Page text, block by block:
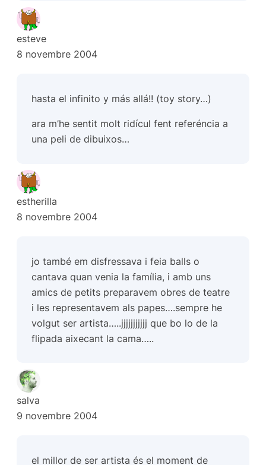
esteve
8 novembre 2004
hasta el infinito y más allá!! (toy story…)
ara m’he sentit molt ridícul fent referéncia a
una peli de dibuixos…
estherilla
8 novembre 2004
jo també em disfressava i feia balls o
cantava quan venia la família, i amb uns
amics de petits preparavem obres de teatre
i les representavem als papes….sempre he
volgut ser artista…..jjjjjjjjjjj que bo lo de la
flipada aixecant la cama…..
salva
9 novembre 2004
el millor de ser artista és el moment de